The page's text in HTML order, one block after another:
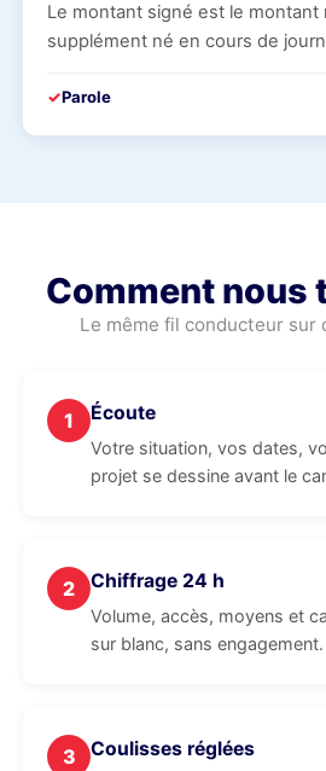
Le montant signé est le montant
supplément né en cours de
Parole
Comment nous
Le même fil conducteur sur
1 Écoute
Votre situation, vos dates,
projet se dessine avant le
2 Chiffrage 24 h
Volume, accès, moyens et
sur blanc, sans engagement.
3 Coulisses réglées